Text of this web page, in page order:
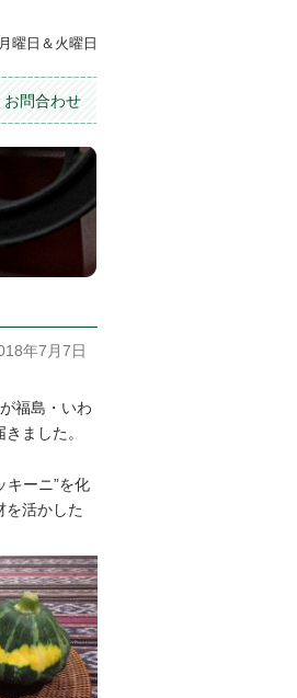
曜日＆火曜日
お問合わせ
年7月7日
福島・いわ
ました。
キーニ”を化
を活かした